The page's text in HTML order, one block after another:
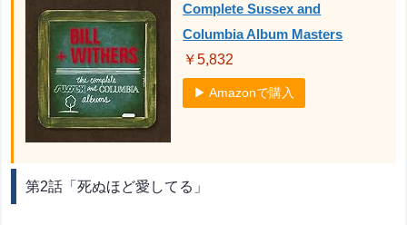
Complete Sussex and
Columbia Album Masters
￥5,832
▶ Amazonで購入
第2話「死ぬほど愛してる」